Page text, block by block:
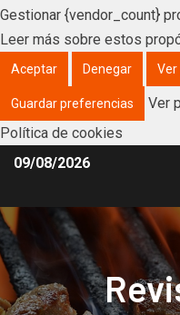
Gestionar {vendor_count}
Leer más sobre estos
Aceptar Denegar
Guardar preferencias
Ver
Política de cookies
09/08/2026